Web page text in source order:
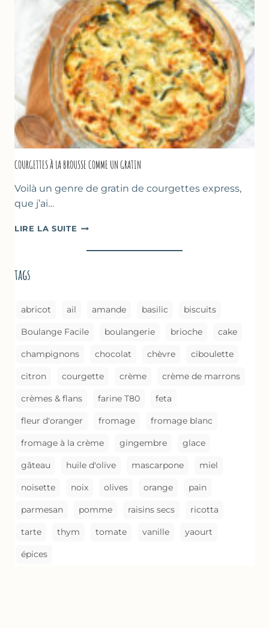
FARINE
DE
POIS
CHICHE
–
CUISSON
AU
FOUR
COURGETTES À LA BROUSSE COMME UN GRATIN
Voilà un genre de gratin de courgettes express,
que j’ai…
LIRE LA SUITE COURGETTES
LA
tags
abricot ail amande basilic biscuits
Boulange Facile boulangerie brioche cake
champignons chocolat chèvre ciboulette
citron courgette crème crème de marrons
crèmes & flans farine T80 feta
fleur d'oranger fromage fromage blanc
fromage à la crème gingembre glace
gâteau huile d'olive mascarpone miel
noisette noix olives orange pain
parmesan pomme raisins secs ricotta
tarte thym tomate vanille yaourt
épices